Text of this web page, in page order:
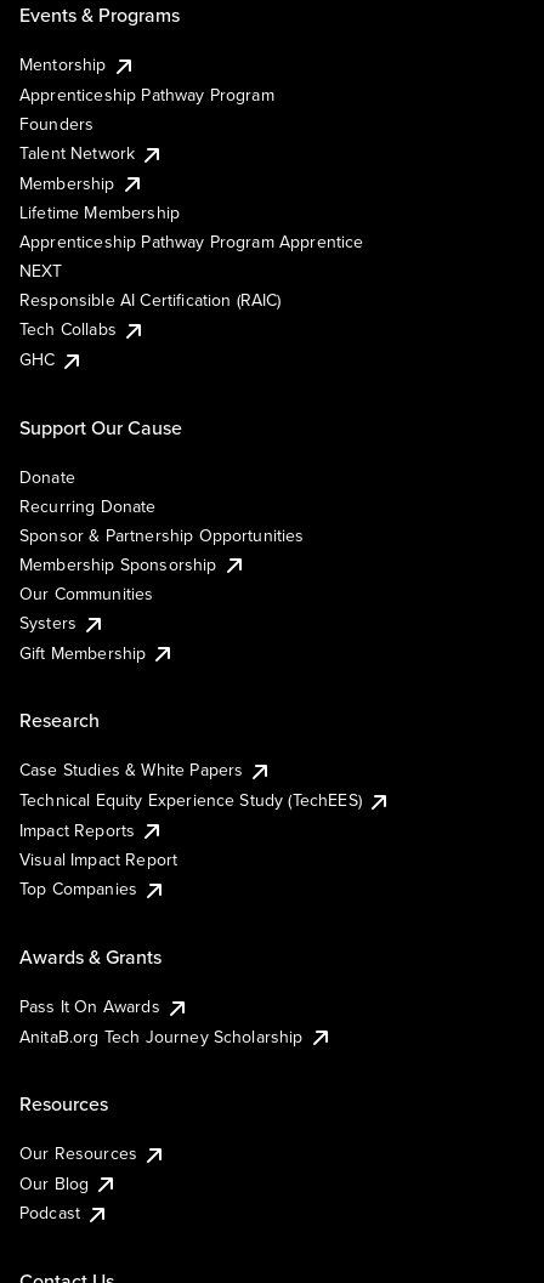
Events & Programs
Mentorship
Apprenticeship Pathway Program
Founders
Talent Network
Membership
Lifetime Membership
Apprenticeship Pathway Program Apprentice
NEXT
Responsible AI Certification (RAIC)
Tech Collabs
GHC
Support Our Cause
Donate
Recurring Donate
Sponsor & Partnership Opportunities
Membership Sponsorship
Our Communities
Systers
Gift Membership
Research
Case Studies & White Papers
Technical Equity Experience Study (TechEES)
Impact Reports
Visual Impact Report
Top Companies
Awards & Grants
Pass It On Awards
AnitaB.org Tech Journey Scholarship
Resources
Our Resources
Our Blog
Podcast